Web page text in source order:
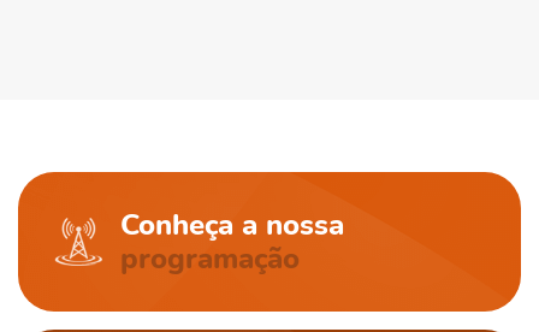
Conheça a nossa
programação